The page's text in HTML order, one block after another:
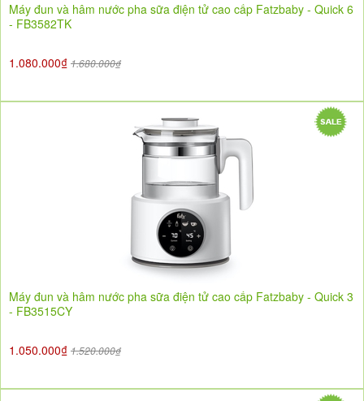
Máy đun và hâm nước pha sữa điện tử cao cấp Fatzbaby - Quick 6
- FB3582TK
1.080.000₫ 1.680.000₫
Máy đun và hâm nước pha sữa điện tử cao cấp Fatzbaby - Quick 3
- FB3515CY
1.050.000₫ 1.520.000₫